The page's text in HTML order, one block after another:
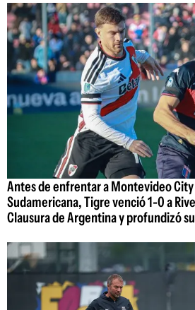
Antes de enfrentar a Montevideo City
Sudamericana, Tigre venció 1-0 a
Clausura de Argentina y profundizó